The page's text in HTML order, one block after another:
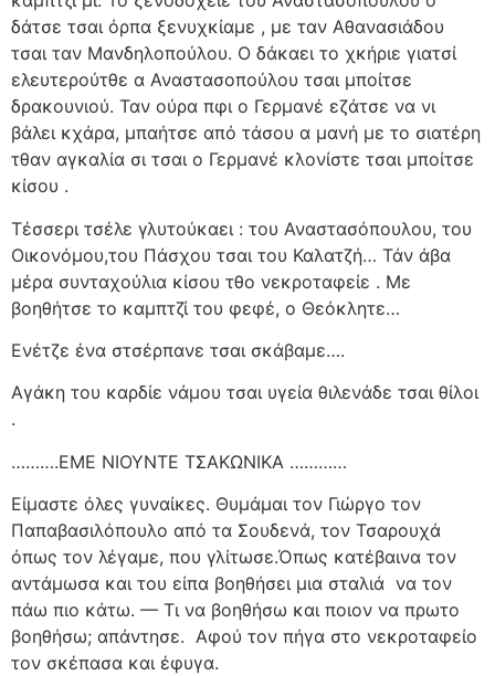
δάτσε τσαι όρπα ξενυχκίαμε , με ταν Αθανασιάδου
τσαι ταν Μανδηλοπούλου. Ο δάκαει το χκήριε γιατσί
ελευτερούτθε α Αναστασοπούλου τσαι μποίτσε
δρακουνιού. Ταν ούρα πφι ο Γερμανέ εζάτσε να νι
βάλει κχάρα, μπαήτσε από τάσου α μανή με το σιατέρη
τθαν αγκαλία σι τσαι ο Γερμανέ κλονίστε τσαι μποίτσε
κίσου .
Τέσσερι τσέλε γλυτούκαει : του Αναστασόπουλου, του
Οικονόμου,του Πάσχου τσαι του Καλατζή… Τάν άβα
μέρα συνταχούλια κίσου τθο νεκροταφείε . Με
βοηθήτσε το καμπτζί του φεφέ, ο Θεόκλητε…
Ενέτζε ένα στσέρπανε τσαι σκάβαμε….
Αγάκη του καρδίε νάμου τσαι υγεία θιλενάδε τσαι θίλοι
.
……….ΕΜΕ ΝΙΟΥΝΤΕ ΤΣΑΚΩΝΙΚΑ …………
Είμαστε όλες γυναίκες. Θυμάμαι τον Γιώργο τον
Παπαβασιλόπουλο από τα Σουδενά, τον Τσαρουχά
όπως τον λέγαμε, που γλίτωσε.Όπως κατέβαινα τον
αντάμωσα και του είπα βοηθήσει μια σταλιά να τον
πάω πιο κάτω. — Τι να βοηθήσω και ποιον να πρωτο
βοηθήσω; απάντησε. Αφού τον πήγα στο νεκροταφείο
τον σκέπασα και έφυγα.